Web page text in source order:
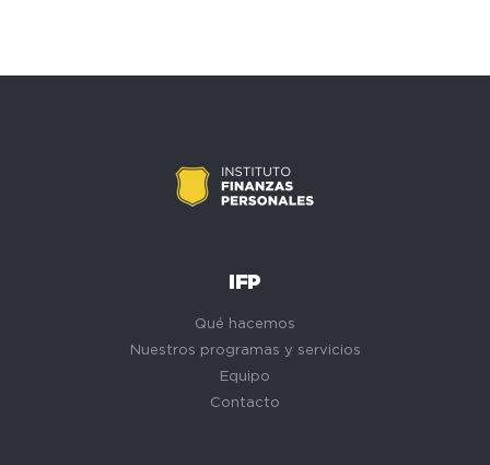
IFP
Qué hacemos
Nuestros programas y servicios
Equipo
Contacto